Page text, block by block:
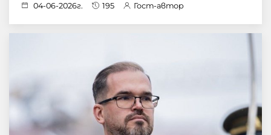
04-06-2026г. 195 Гост-автор